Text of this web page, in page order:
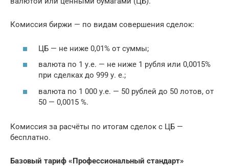
Комиссия биржи — по видам совершения сделок:
ЦБ — не ниже 0,01% от суммы;
валюта по 1 у.е. — не ниже 1 рубля или 0,0015%
при сделках до 999 у. е.;
валюта по 1 000 у.е. — 50 рублей до 50 лотов, от
50 — 0,0015 %.
Комиссия за расчёты по итогам сделок с ЦБ —
бесплатно.
Базовый тариф «Профессиональный стандарт»